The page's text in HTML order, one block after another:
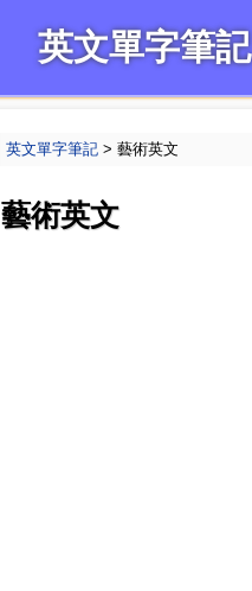
英文單字筆記
英文單字筆記> 藝術英文
藝術英文